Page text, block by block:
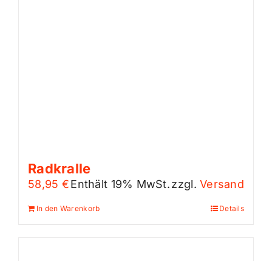
Radkralle
58,95 €Enthält 19% MwSt.zzgl.Versand
In den Warenkorb Details